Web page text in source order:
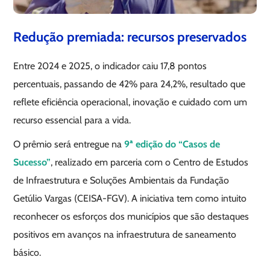
Redução premiada: recursos preservados
Entre 2024 e 2025, o indicador caiu 17,8 pontos
percentuais, passando de 42% para 24,2%, resultado que
reflete eficiência operacional, inovação e cuidado com um
recurso essencial para a vida.
O prêmio será entregue na9ª edição do “Casos de
Sucesso”, realizado em parceria com o Centro de Estudos
de Infraestrutura e Soluções Ambientais da Fundação
Getúlio Vargas (CEISA-FGV). A iniciativa tem como intuito
reconhecer os esforços dos municípios que são destaques
positivos em avanços na infraestrutura de saneamento
básico.